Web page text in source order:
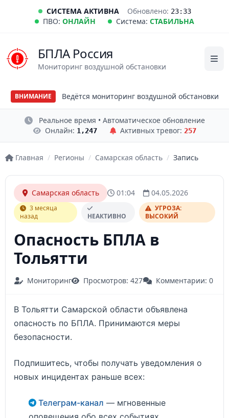
СИСТЕМА АКТИВНА Обновлено: 23:33
ПВО: ОНЛАЙН Система: СТАБИЛЬНА
БПЛА Россия
Мониторинг воздушной обстановки
ВНИМАНИЕ Ведётся мониторинг воздушной обстановки
Реальное время • Автоматическое обновление
Онлайн: 1,247 Активных тревог: 257
Главная / Регионы / Самарская область / Запись
Самарская область 01:04 04.05.2026
3 месяца
назад
НЕАКТИВНО
УГРОЗА:
ВЫСОКИЙ
Опасность БПЛА в
Тольятти
Мониторинг Просмотров: 427 Комментарии: 0
В Тольятти Самарской области объявлена
опасность по БПЛА. Принимаются меры
безопасности.
Подпишитесь, чтобы получать уведомления о
новых инцидентах раньше всех:
Телеграм-канал — мгновенные